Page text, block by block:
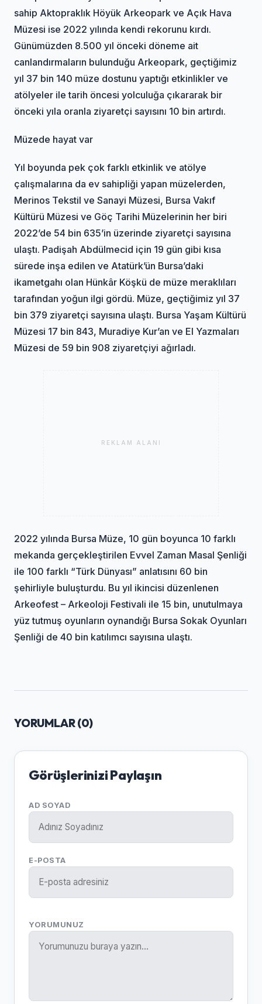
sahip Aktopraklık Höyük Arkeopark ve Açık Hava
Müzesi ise 2022 yılında kendi rekorunu kırdı.
Günümüzden 8.500 yıl önceki döneme ait
canlandırmaların bulunduğu Arkeopark, geçtiğimiz
yıl 37 bin 140 müze dostunu yaptığı etkinlikler ve
atölyeler ile tarih öncesi yolculuğa çıkararak bir
önceki yıla oranla ziyaretçi sayısını 10 bin artırdı.
Müzede hayat var
Yıl boyunda pek çok farklı etkinlik ve atölye
çalışmalarına da ev sahipliği yapan müzelerden,
Merinos Tekstil ve Sanayi Müzesi, Bursa Vakıf
Kültürü Müzesi ve Göç Tarihi Müzelerinin her biri
2022’de 54 bin 635’in üzerinde ziyaretçi sayısına
ulaştı. Padişah Abdülmecid için 19 gün gibi kısa
sürede inşa edilen ve Atatürk’ün Bursa’daki
ikametgahı olan Hünkâr Köşkü de müze meraklıları
tarafından yoğun ilgi gördü. Müze, geçtiğimiz yıl 37
bin 379 ziyaretçi sayısına ulaştı. Bursa Yaşam Kültürü
Müzesi 17 bin 843, Muradiye Kur’an ve El Yazmaları
Müzesi de 59 bin 908 ziyaretçiyi ağırladı.
REKLAM ALANI
2022 yılında Bursa Müze, 10 gün boyunca 10 farklı
mekanda gerçekleştirilen Evvel Zaman Masal Şenliği
ile 100 farklı “Türk Dünyası” anlatısını 60 bin
şehirliyle buluşturdu. Bu yıl ikincisi düzenlenen
Arkeofest – Arkeoloji Festivali ile 15 bin, unutulmaya
yüz tutmuş oyunların oynandığı Bursa Sokak Oyunları
Şenliği de 40 bin katılımcı sayısına ulaştı.
YORUMLAR (0)
Görüşlerinizi Paylaşın
AD SOYAD
E-POSTA
YORUMUNUZ